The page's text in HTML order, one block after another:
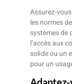
Assurez-
les normes
systèmes de
l’accès aux
solide ou un
pour un